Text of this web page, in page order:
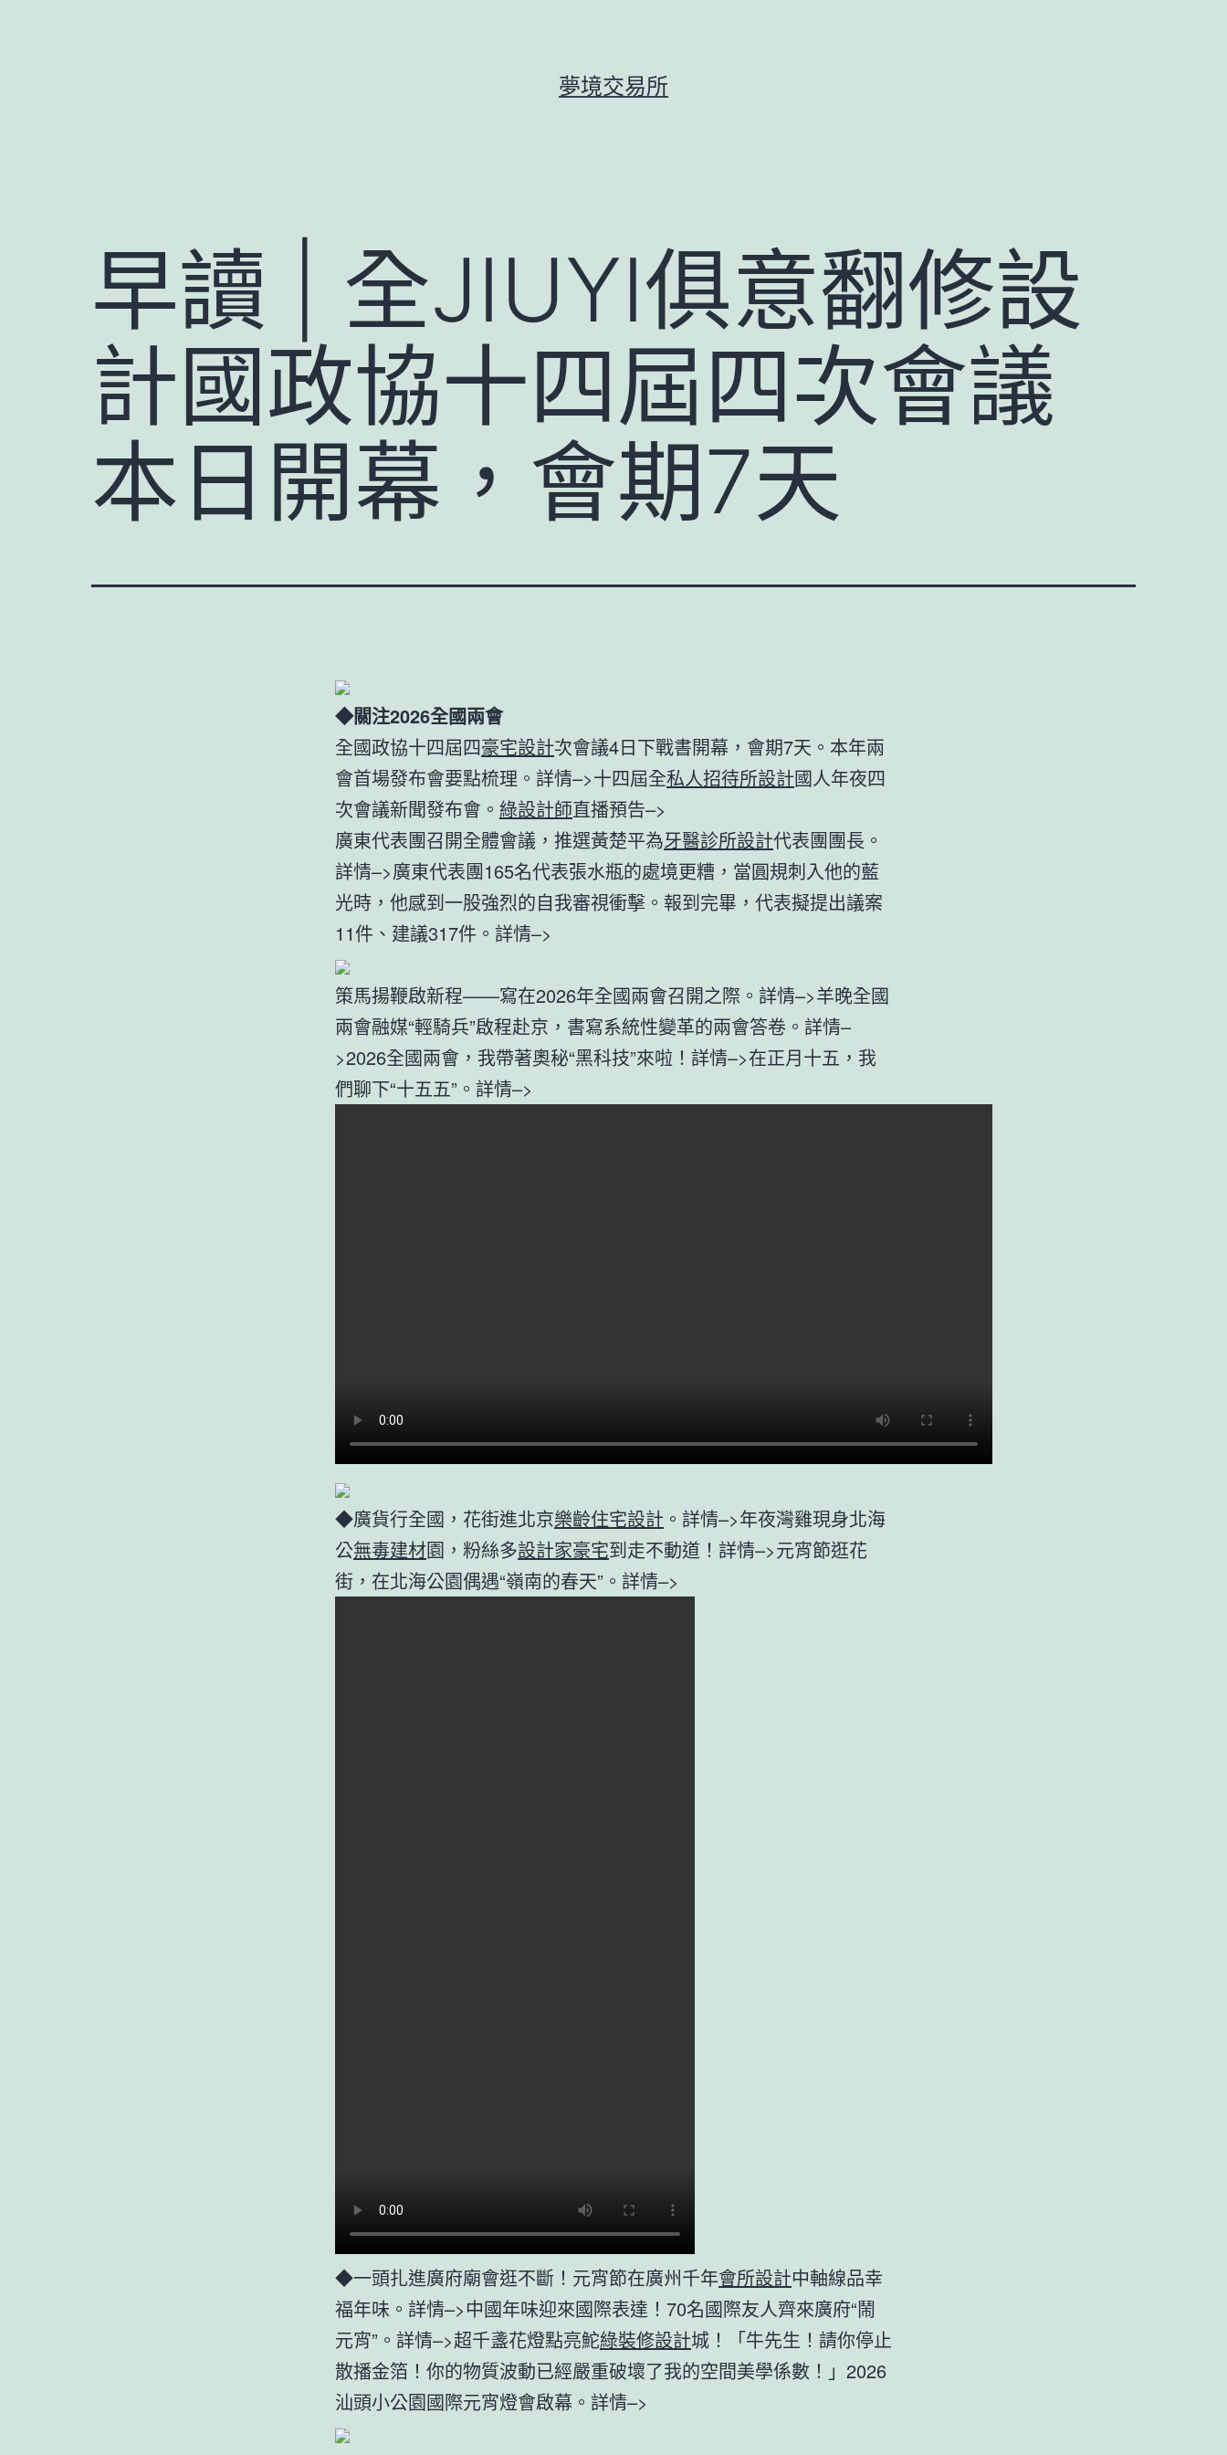
夢境交易所
早讀 | 全JIUYI俱意翻修設
計國政協十四屆四次會議
本日開幕，會期7天
◆關注2026全國兩會
全國政協十四屆四豪宅設計次會議4日下戰書開幕，會期7天。本年兩
會首場發布會要點梳理。詳情–>十四屆全私人招待所設計國人年夜四
次會議新聞發布會。 綠設計師直播預告–>
廣東代表團召開全體會議，推選黃楚平為牙醫診所設計代表團團長。
詳情–>廣東代表團165名代表張水瓶的處境更糟，當圓規刺入他的藍
光時，他感到一股強烈的自我審視衝擊。報到完畢，代表擬提出議案
11件、建議317件。詳情–>
策馬揚鞭啟新程——寫在2026年全國兩會召開之際。詳情–>羊晚全國
兩會融媒“輕騎兵”啟程赴京，書寫系統性變革的兩會答卷。詳情–
>2026全國兩會，我帶著奧秘“黑科技”來啦！詳情–>在正月十五，我
們聊下“十五五”。詳情–>
◆廣貨行全國，花街進北京樂齡住宅設計 。詳情–>年夜灣雞現身北海
公無毒建材園，粉絲多設計家豪宅到走不動道！詳情–>元宵節逛花
街，在北海公園偶遇“嶺南的春天”。詳情–>
◆一頭扎進廣府廟會逛不斷！元宵節在廣州千年會所設計中軸線品幸
福年味。詳情–>中國年味迎來國際表達！70名國際友人齊來廣府“鬧
元宵”。詳情–>超千盞花燈點亮鮀綠裝修設計城！「牛先生！請你停止
散播金箔！你的物質波動已經嚴重破壞了我的空間美學係數！」2026
汕頭小公園國際元宵燈會啟幕。詳情–>